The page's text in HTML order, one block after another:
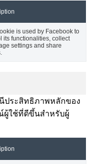
is used by Facebook to
its functionalities, collect
settings and share
ประสิทธิภาพหลักของ
ผู้ใช้ที่ดีขึ้นสำหรับผู้